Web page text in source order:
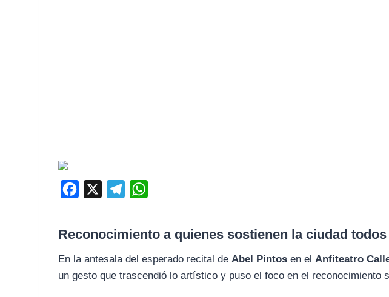
b
o
g
r
s
A
Reconocimiento a quienes sostienen la ciudad
En la antesala del esperado recital deAbel Pintos en elAnfiteatro
un gesto que trascendió lo artístico y puso el foco en el reconocimiento